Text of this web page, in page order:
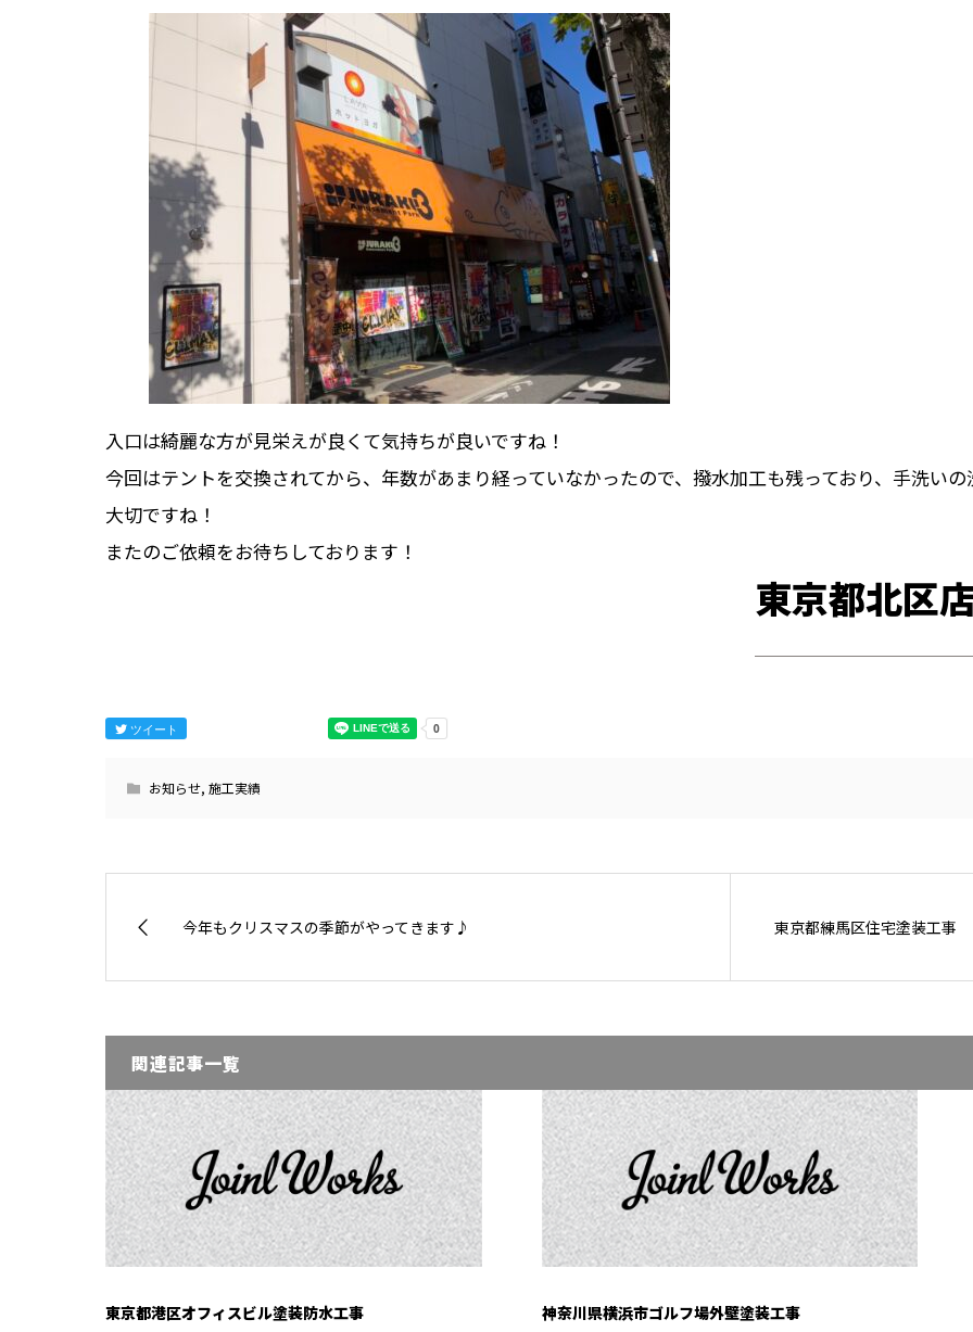
入口は綺麗な方が見栄えが良くて気持ちが良いですね！
今回はテントを交換されてから、年数があまり経っていなかったので、撥水加工も残っており、手洗い
大切ですね！
またのご依頼をお待ちしております！
東京都北区
ツイート
お知らせ, 施工実績
今年もクリスマスの季節がやってきます♪ 東京都練馬区住宅塗装工事
関連記事一覧
東京都港区オフィスビル塗装防水工事 神奈川県横浜市ゴルフ場外壁塗装工事